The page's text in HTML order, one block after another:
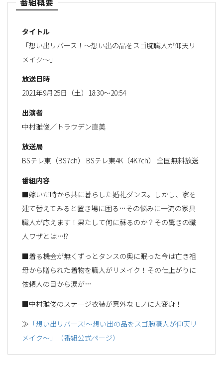
タイトル
「想い出リバース！～想い出の品をスゴ腕職人が仰天リ
メイク～」
放送日時
2021年9月25日（土）18:30～20:54
出演者
中村雅俊／トラウデン直美
放送局
BSテレ東（BS7ch） BSテレ東4K（4K7ch） 全国無料放送
番組内容
■嫁いだ時から共に暮らした婚礼ダンス。しかし、家を
建て替えてみると置き場に困る…その悩みに一流の家具
職人が応えます！果たして何に蘇るのか？その驚きの職
人ワザとは…!?
■着る機会が無くずっとタンスの奥に眠った今は亡き祖
母から贈られた着物を職人がリメイク！その仕上がりに
依頼人の目から涙が…
■中村雅俊のステージ衣装が意外なモノに大変身！
≫ 「想い出リバース!～想い出の品をスゴ腕職人が仰天リ
メイク～」（番組公式ページ）